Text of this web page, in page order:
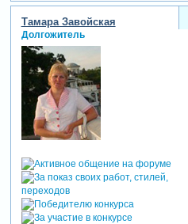
Тамара Завойская
Долгожитель